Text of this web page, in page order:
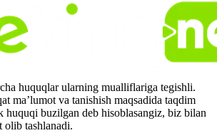
huquqlar ularning mualliflariga tegishli.
ma’lumot va tanishish maqsadida taqdim
buzilgan deb hisoblasangiz, biz bilan
tashlanadi.